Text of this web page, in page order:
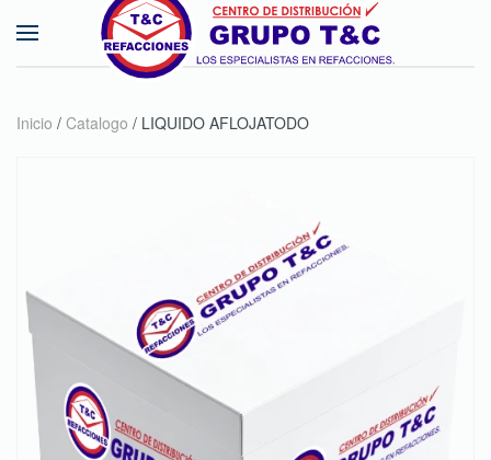
Skip to main content
Inicio / Catalogo / LIQUIDO AFLOJATODO